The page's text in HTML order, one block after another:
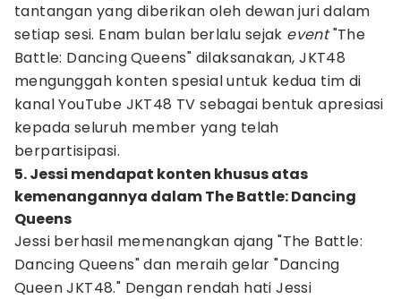
tantangan yang diberikan oleh dewan juri dalam
setiap sesi. Enam bulan berlalu sejak event"The
Battle: Dancing Queens" dilaksanakan, JKT48
mengunggah konten spesial untuk kedua tim di
kanal YouTube JKT48 TV sebagai bentuk apresiasi
kepada seluruh member yang telah
berpartisipasi.
5. Jessi mendapat konten khusus atas
kemenangannya dalam The Battle: Dancing
Queens
Jessi berhasil memenangkan ajang "The Battle:
Dancing Queens" dan meraih gelar "Dancing
Queen JKT48." Dengan rendah hati Jessi